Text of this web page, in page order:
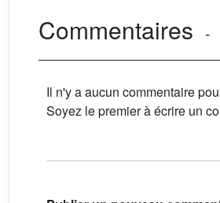
Commentaires -
Il n'y a aucun commentaire
Soyez le premier à écrire un